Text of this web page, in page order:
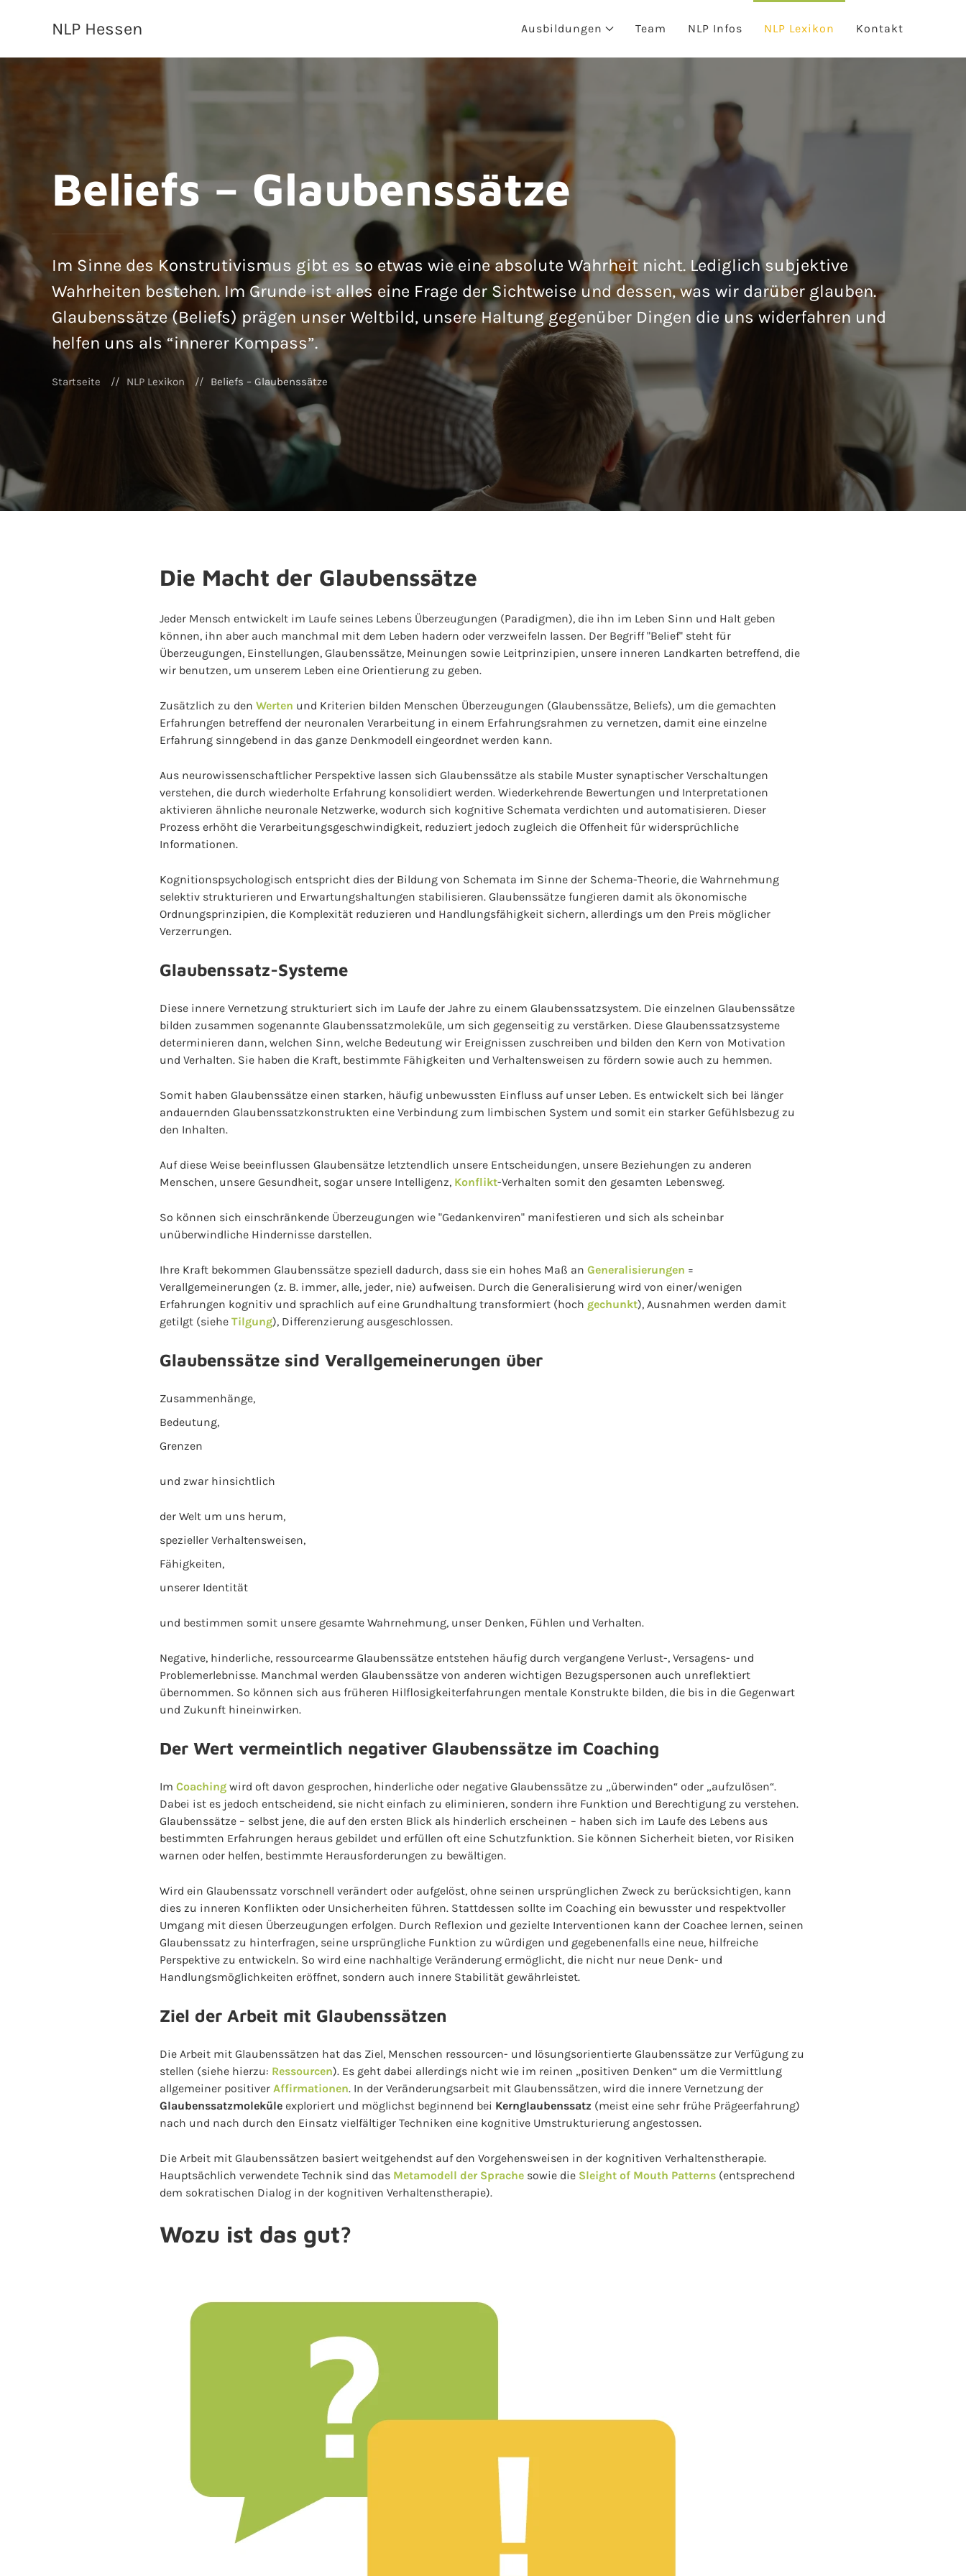
NLP Hessen Ausbildungen Team NLP Infos NLP Lexikon Kontakt
Beliefs – Glaubenssätze
Im Sinne des Konstrutivismus gibt es so etwas wie eine absolute Wahrheit nicht. Lediglich subjektive
Wahrheiten bestehen. Im Grunde ist alles eine Frage der Sichtweise und dessen, was wir darüber glauben.
Glaubenssätze (Beliefs) prägen unser Weltbild, unsere Haltung gegenüber Dingen die uns widerfahren und
helfen uns als “innerer Kompass”.
Startseite NLP Lexikon Beliefs – Glaubenssätze
Die Macht der Glaubenssätze
Jeder Mensch entwickelt im Laufe seines Lebens Überzeugungen (Paradigmen), die ihn im Leben Sinn und Halt geben
können, ihn aber auch manchmal mit dem Leben hadern oder verzweifeln lassen. Der Begriff "Belief" steht für
Überzeugungen, Einstellungen, Glaubenssätze, Meinungen sowie Leitprinzipien, unsere inneren Landkarten betreffend, die
wir benutzen, um unserem Leben eine Orientierung zu geben.
Zusätzlich zu den Werten und Kriterien bilden Menschen Überzeugungen (Glaubenssätze, Beliefs), um die gemachten
Erfahrungen betreffend der neuronalen Verarbeitung in einem Erfahrungsrahmen zu vernetzen, damit eine einzelne
Erfahrung sinngebend in das ganze Denkmodell eingeordnet werden kann.
Aus neurowissenschaftlicher Perspektive lassen sich Glaubenssätze als stabile Muster synaptischer Verschaltungen
verstehen, die durch wiederholte Erfahrung konsolidiert werden. Wiederkehrende Bewertungen und Interpretationen
aktivieren ähnliche neuronale Netzwerke, wodurch sich kognitive Schemata verdichten und automatisieren. Dieser
Prozess erhöht die Verarbeitungsgeschwindigkeit, reduziert jedoch zugleich die Offenheit für widersprüchliche
Informationen.
Kognitionspsychologisch entspricht dies der Bildung von Schemata im Sinne der Schema-Theorie, die Wahrnehmung
selektiv strukturieren und Erwartungshaltungen stabilisieren. Glaubenssätze fungieren damit als ökonomische
Ordnungsprinzipien, die Komplexität reduzieren und Handlungsfähigkeit sichern, allerdings um den Preis möglicher
Verzerrungen.
Glaubenssatz-Systeme
Diese innere Vernetzung strukturiert sich im Laufe der Jahre zu einem Glaubenssatzsystem. Die einzelnen Glaubenssätze
bilden zusammen sogenannte Glaubenssatzmoleküle, um sich gegenseitig zu verstärken. Diese Glaubenssatzsysteme
determinieren dann, welchen Sinn, welche Bedeutung wir Ereignissen zuschreiben und bilden den Kern von Motivation
und Verhalten. Sie haben die Kraft, bestimmte Fähigkeiten und Verhaltensweisen zu fördern sowie auch zu hemmen.
Somit haben Glaubenssätze einen starken, häufig unbewussten Einfluss auf unser Leben. Es entwickelt sich bei länger
andauernden Glaubenssatzkonstrukten eine Verbindung zum limbischen System und somit ein starker Gefühlsbezug zu
den Inhalten.
Auf diese Weise beeinflussen Glaubensätze letztendlich unsere Entscheidungen, unsere Beziehungen zu anderen
Menschen, unsere Gesundheit, sogar unsere Intelligenz, Konflikt-Verhalten somit den gesamten Lebensweg.
So können sich einschränkende Überzeugungen wie "Gedankenviren" manifestieren und sich als scheinbar
unüberwindliche Hindernisse darstellen.
Ihre Kraft bekommen Glaubenssätze speziell dadurch, dass sie ein hohes Maß an Generalisierungen =
Verallgemeinerungen (z. B. immer, alle, jeder, nie) aufweisen. Durch die Generalisierung wird von einer/wenigen
Erfahrungen kognitiv und sprachlich auf eine Grundhaltung transformiert (hoch gechunkt), Ausnahmen werden damit
getilgt (siehe Tilgung), Differenzierung ausgeschlossen.
Glaubenssätze sind Verallgemeinerungen über
Zusammenhänge,
Bedeutung,
Grenzen
und zwar hinsichtlich
der Welt um uns herum,
spezieller Verhaltensweisen,
Fähigkeiten,
unserer Identität
und bestimmen somit unsere gesamte Wahrnehmung, unser Denken, Fühlen und Verhalten.
Negative, hinderliche, ressourcearme Glaubenssätze entstehen häufig durch vergangene Verlust-, Versagens- und
Problemerlebnisse. Manchmal werden Glaubenssätze von anderen wichtigen Bezugspersonen auch unreflektiert
übernommen. So können sich aus früheren Hilflosigkeiterfahrungen mentale Konstrukte bilden, die bis in die Gegenwart
und Zukunft hineinwirken.
Der Wert vermeintlich negativer Glaubenssätze im Coaching
Im Coaching wird oft davon gesprochen, hinderliche oder negative Glaubenssätze zu „überwinden“ oder „aufzulösen“.
Dabei ist es jedoch entscheidend, sie nicht einfach zu eliminieren, sondern ihre Funktion und Berechtigung zu verstehen.
Glaubenssätze – selbst jene, die auf den ersten Blick als hinderlich erscheinen – haben sich im Laufe des Lebens aus
bestimmten Erfahrungen heraus gebildet und erfüllen oft eine Schutzfunktion. Sie können Sicherheit bieten, vor Risiken
warnen oder helfen, bestimmte Herausforderungen zu bewältigen.
Wird ein Glaubenssatz vorschnell verändert oder aufgelöst, ohne seinen ursprünglichen Zweck zu berücksichtigen, kann
dies zu inneren Konflikten oder Unsicherheiten führen. Stattdessen sollte im Coaching ein bewusster und respektvoller
Umgang mit diesen Überzeugungen erfolgen. Durch Reflexion und gezielte Interventionen kann der Coachee lernen, seinen
Glaubenssatz zu hinterfragen, seine ursprüngliche Funktion zu würdigen und gegebenenfalls eine neue, hilfreiche
Perspektive zu entwickeln. So wird eine nachhaltige Veränderung ermöglicht, die nicht nur neue Denk- und
Handlungsmöglichkeiten eröffnet, sondern auch innere Stabilität gewährleistet.
Ziel der Arbeit mit Glaubenssätzen
Die Arbeit mit Glaubenssätzen hat das Ziel, Menschen ressourcen- und lösungsorientierte Glaubenssätze zur Verfügung zu
stellen (siehe hierzu: Ressourcen). Es geht dabei allerdings nicht wie im reinen „positiven Denken“ um die Vermittlung
allgemeiner positiver Affirmationen. In der Veränderungsarbeit mit Glaubenssätzen, wird die innere Vernetzung der
Glaubenssatzmoleküle exploriert und möglichst beginnend bei Kernglaubenssatz (meist eine sehr frühe Prägeerfahrung)
nach und nach durch den Einsatz vielfältiger Techniken eine kognitive Umstrukturierung angestossen.
Die Arbeit mit Glaubenssätzen basiert weitgehendst auf den Vorgehensweisen in der kognitiven Verhaltenstherapie.
Hauptsächlich verwendete Technik sind das Metamodell der Sprache sowie die Sleight of Mouth Patterns (entsprechend
dem sokratischen Dialog in der kognitiven Verhaltenstherapie).
Wozu ist das gut?